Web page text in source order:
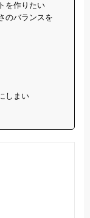
を作りたい
のバランスを
しまい